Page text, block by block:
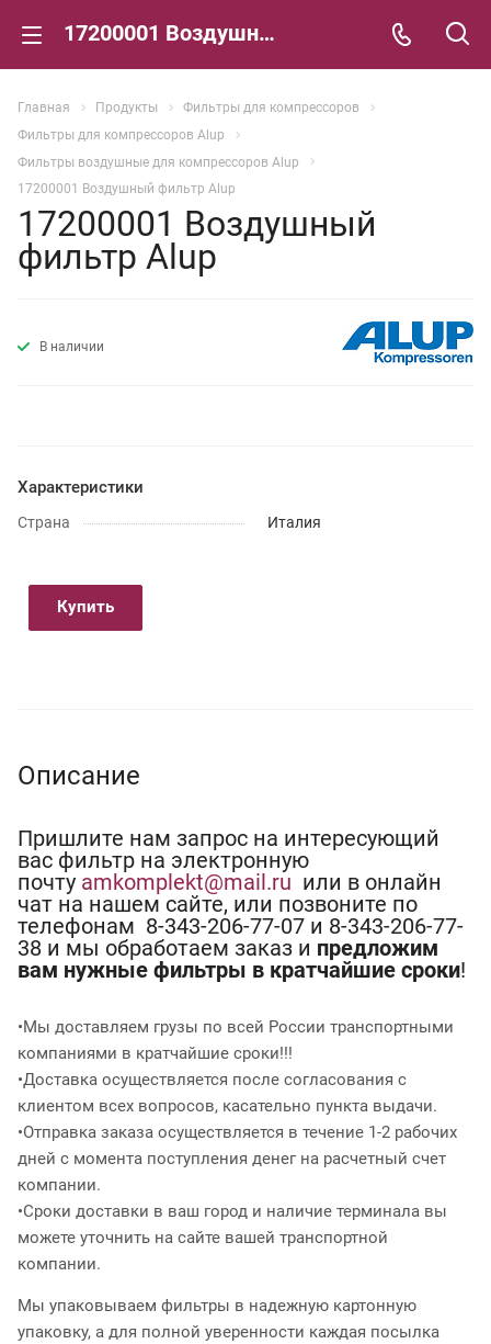
17200001 Воздушный фильтр Alup
Главная Продукты
Фильтры для компрессоров
Фильтры для компрессоров Alup
Фильтры воздушные для компрессоров Alup
17200001 Воздушный фильтр Alup
17200001 Воздушный
фильтр Alup
В наличии
Характеристики
Страна Италия
Купить
Описание
Пришлите нам запрос на интересующий
вас фильтр на электронную
почту amkomplekt@mail.ru или в онлайн
чат на нашем сайте, или позвоните по
телефонам 8-343-206-77-07 и 8-343-206-77-
38 и мы обработаем заказ и предложим
вам нужные фильтры в кратчайшие сроки!
•Мы доставляем грузы по всей России транспортными
компаниями в кратчайшие сроки!!!
•Доставка осуществляется после согласования с
клиентом всех вопросов, касательно пункта выдачи.
•Отправка заказа осуществляется в течение 1-2 рабочих
дней с момента поступления денег на расчетный счет
компании.
•Сроки доставки в ваш город и наличие терминала вы
можете уточнить на сайте вашей транспортной
компании.
Мы упаковываем фильтры в надежную картонную
упаковку, а для полной уверенности каждая посылка